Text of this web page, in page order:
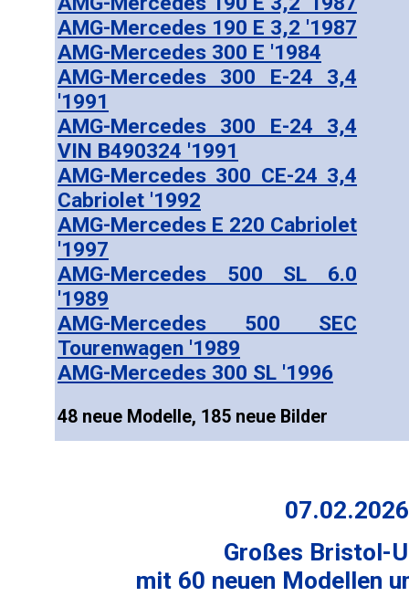
AMG-Mercedes 190 E 3,2 '1987
AMG-Mercedes 300 E '1984
AMG-Mercedes 300 E-24 3,4
'1991
AMG-Mercedes 300 E-24 3,4
VIN B490324 '1991
AMG-Mercedes 300 CE-24 3,4
Cabriolet '1992
AMG-Mercedes E 220 Cabriolet
'1997
AMG-Mercedes 500 SL 6.0
'1989
AMG-Mercedes 500 SEC
Tourenwagen '1989
AMG-Mercedes 300 SL '1996
48 neue Modelle, 185 neue Bilder
07.02.2026
Großes Bristol-
mit 60 neuen Modellen